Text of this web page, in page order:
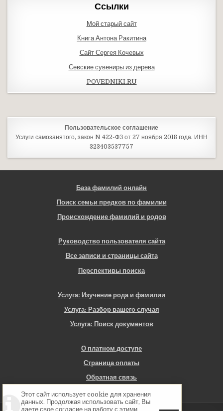
Ссылки
Мой старый сайт
Книга Антона Ракитина
Сайт Сергея Кочевых
Севские сувениры из дерева
POVEDNIKI.RU
Пользовательское соглашение
Услуги самозанятого, закон N 422-ФЗ от 27 ноября 2018 года. ИНН
323403537757
База фамилий онлайн
Поиск семьи предков по фамилии
Происхождение фамилий и родов
Руководство пользователя сайта
Все записи и страницы сайта
Перспективы поиска
Услуга: Изучение рода и фамилии
Услуга: Разбор вашего случая
Услуга: Поиск документов
О платном доступе
Страница оплаты
Обратная связь
Этот сайт использует cookie для хранения
данных. Продолжая использовать сайт, Вы
даете свое согласие на работу с этими